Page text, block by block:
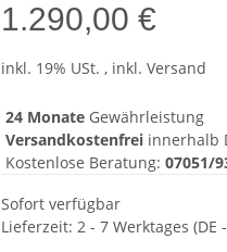
1.290,00 €
inkl. 19% USt. , inkl. Versand
24 Monate Gewährleistung
Versandkostenfrei innerhalb
Kostenlose Beratung: 07051/
Sofort verfügbar
Lieferzeit: 2 - 7 Werktages (DE